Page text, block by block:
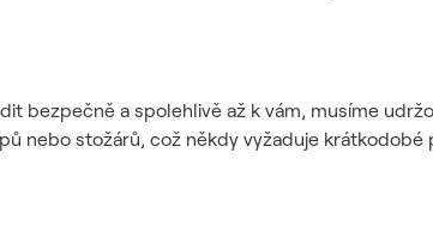
bezpečně a spolehlivě až k vám, musíme
nebo stožárů, což někdy vyžaduje